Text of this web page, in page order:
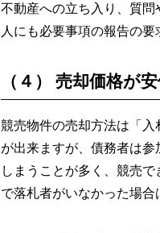
不動産への立ち入り、質
人にも必要事項の報告の要
（４） 売却価格が
競売物件の売却方法は「
が出来ますが、債務者は
しまうことが多く、競売
で落札者がいなかった場合